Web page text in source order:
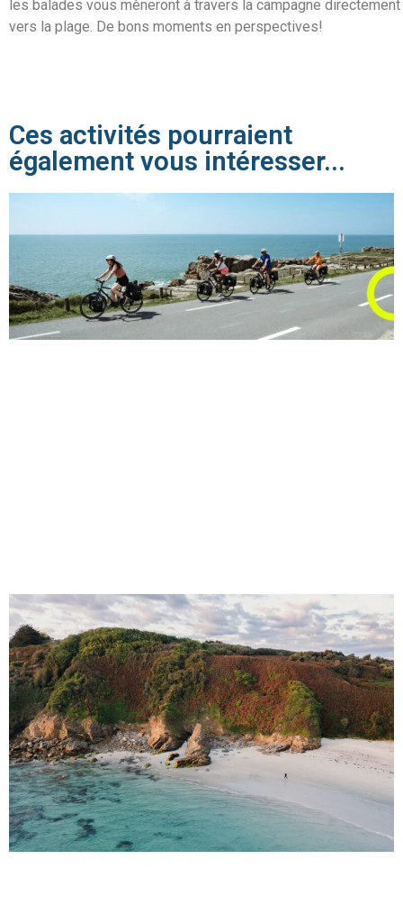
les balades vous mèneront à travers la campagne directement
vers la plage. De bons moments en perspectives!
Ces activités pourraient
également vous intéresser...